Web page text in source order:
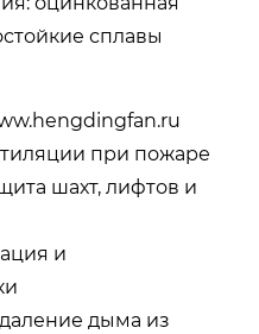
сплавы
при пожаре
шахт, лифтов и
и
дыма из